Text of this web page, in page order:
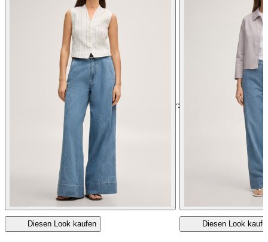
nicht Trommeltrocknen
Weitere Pflegeinformationen finden Sie unter:
Unsere Qualitäten:
Diesen Look kaufen Diesen Look